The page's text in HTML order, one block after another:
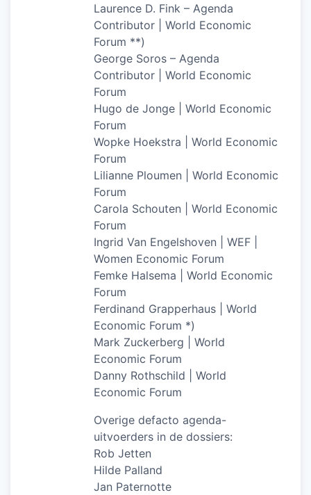
Laurence D. Fink – Agenda
Contributor | World Economic
Forum **)
George Soros – Agenda
Contributor | World Economic
Forum
Hugo de Jonge | World Economic
Forum
Wopke Hoekstra | World Economic
Forum
Lilianne Ploumen | World Economic
Forum
Carola Schouten | World Economic
Forum
Ingrid Van Engelshoven | WEF |
Women Economic Forum
Femke Halsema | World Economic
Forum
Ferdinand Grapperhaus | World
Economic Forum *)
Mark Zuckerberg | World
Economic Forum
Danny Rothschild | World
Economic Forum
Overige defacto agenda-
uitvoerders in de dossiers:
Rob Jetten
Hilde Palland
Jan Paternotte